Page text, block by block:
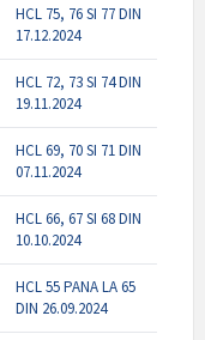
HCL 75, 76 SI 77 DIN
17.12.2024
HCL 72, 73 SI 74 DIN
19.11.2024
HCL 69, 70 SI 71 DIN
07.11.2024
HCL 66, 67 SI 68 DIN
10.10.2024
HCL 55 PANA LA 65
DIN 26.09.2024